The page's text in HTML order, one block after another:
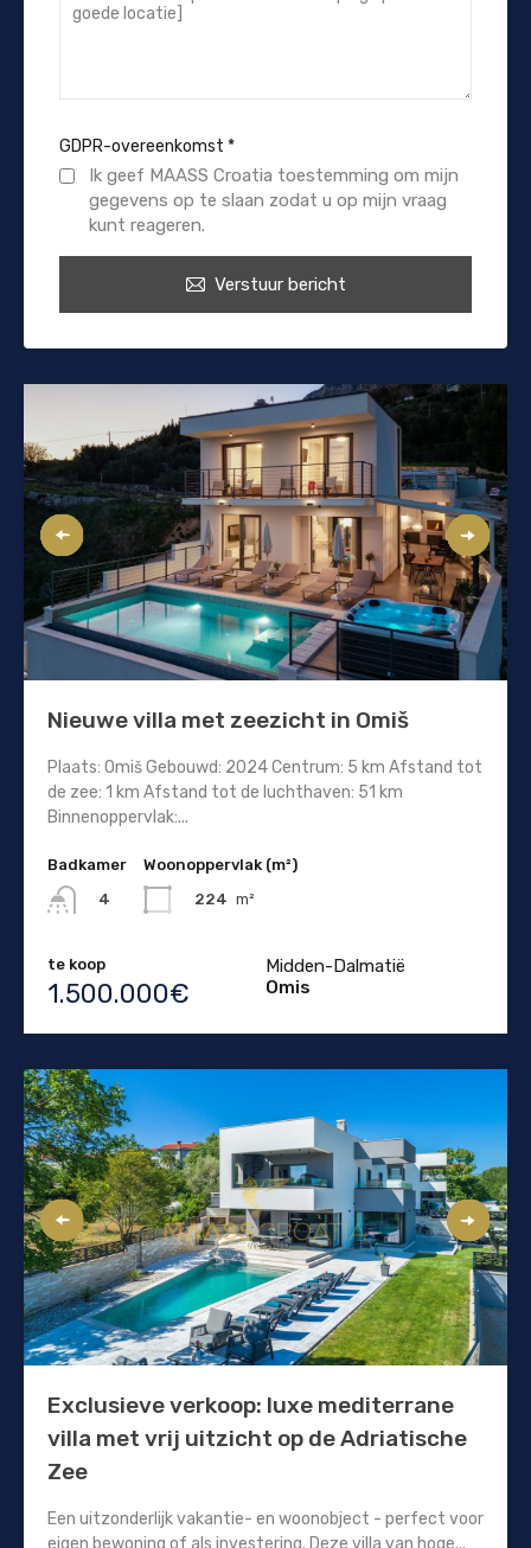
GDPR-overeenkomst *
Ik geef MAASS Croatia toestemming om mijn
gegevens op te slaan zodat u op mijn vraag
kunt reageren.
Verstuur bericht
Nieuwe villa met zeezicht in Omiš
Plaats: Omiš Gebouwd: 2024 Centrum: 5 km Afstand tot
de zee: 1 km Afstand tot de luchthaven: 51 km
Binnenoppervlak:...
Badkamer
4
Woonoppervlak (m²)
224 m²
te koop
1.500.000€
Midden-Dalmatië
Omis
Exclusieve verkoop: luxe mediterrane
villa met vrij uitzicht op de Adriatische
Zee
Een uitzonderlijk vakantie- en woonobject - perfect voor
eigen bewoning of als investering. Deze villa van hoge...